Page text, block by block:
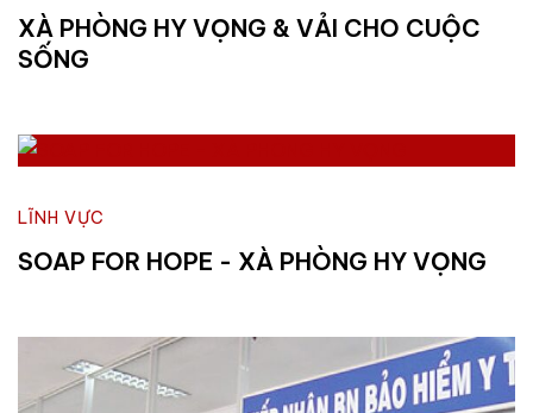
XÀ PHÒNG HY VỌNG & VẢI CHO CUỘC
SỐNG
LĨNH VỰC
SOAP FOR HOPE - XÀ PHÒNG HY VỌNG